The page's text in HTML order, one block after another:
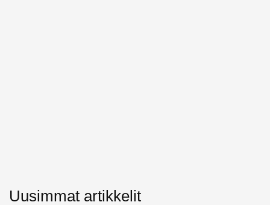
Uusimmat artikkelit